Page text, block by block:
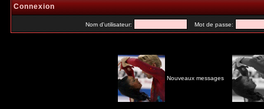
Connexion
Nom d'utilisateur: Mot de passe:
Nouveaux messages